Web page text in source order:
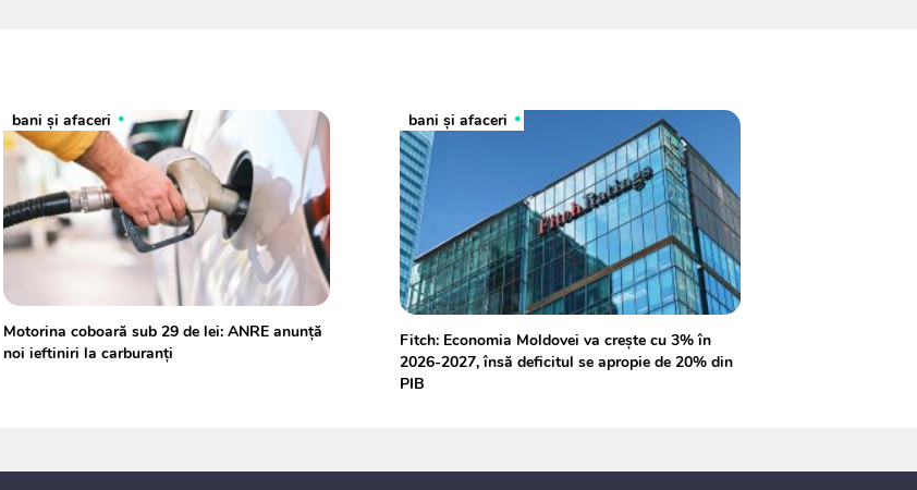
bani și afaceri
Motorina coboară sub 29 de lei: ANRE anunță
noi ieftiniri la carburanți
bani și afaceri
Fitch: Economia Moldovei va crește cu 3% în
2026-2027, însă deficitul se apropie de 20% din
PIB